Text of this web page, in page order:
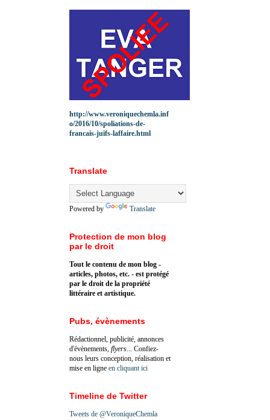
http://www.veroniquechemla.inf
o/2016/10/spoliations-de-
francais-juifs-laffaire.html
Translate
Powered by Translate
Protection de mon blog
par le droit
Tout le contenu de mon blog -
articles, photos, etc. - est protégé
par le droit de la propriété
littéraire et artistique.
Pubs, évènements
Rédactionnel, publicité, annonces
d'évènements, flyers ... Confiez-
nous leurs conception, réalisation et
mise en ligne en cliquant ici
Timeline de Twitter
Tweets de @VeroniqueChemla